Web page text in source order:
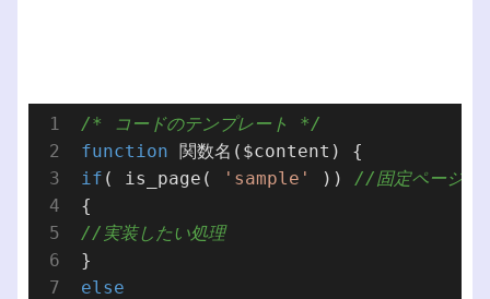
/* コードのテンプレート */
function 関数名 ($content)
if ( is_page( 'sample' )) //固定ページで
//実装したい処理
else